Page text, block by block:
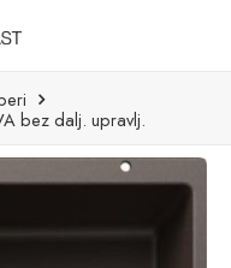
bez dalj. upravlj.